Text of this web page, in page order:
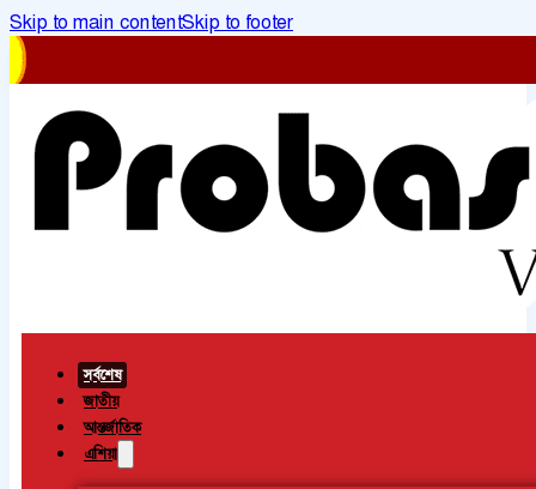
Skip to main contentSkip to footer
সর্বশেষ
জাতীয়
আন্তর্জাতিক
এশিয়া